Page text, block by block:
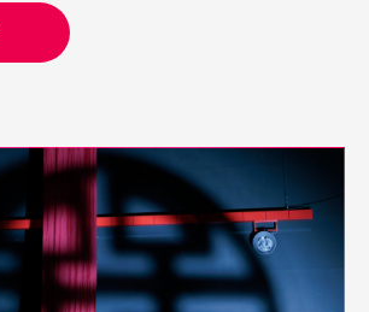
party（銳舞派對）的模樣